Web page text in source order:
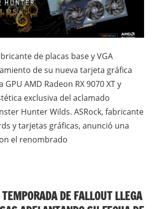
de placas base y VGA
de su nueva tarjeta gráfica
AMD Radeon RX 9070 XT y
exclusiva del aclamado
Hunter Wilds. ASRock, fabricante
y tarjetas gráficas, anunció una
el renombrado
DE FALLOUT LLEGA